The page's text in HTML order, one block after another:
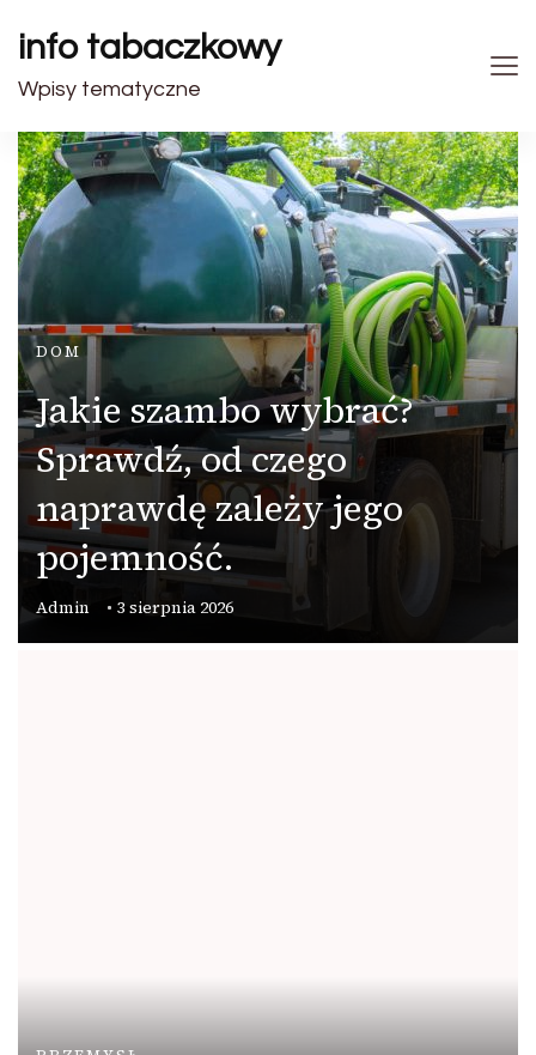
info tabaczkowy
Wpisy tematyczne
DOM
Jakie szambo wybrać?
Sprawdź, od czego
naprawdę zależy jego
pojemność.
Admin 3 sierpnia 2026